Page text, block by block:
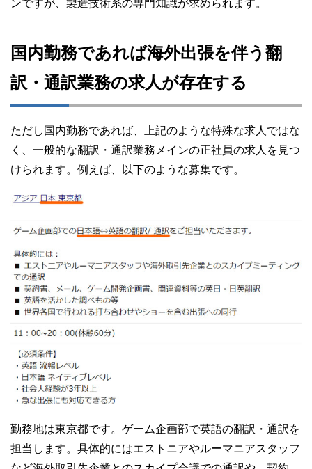
ンですが、製造技術系の専門知識が求められます。
国内勤務であれば海外出張を伴う翻
訳・通訳業務の求人が存在する
ただし国内勤務であれば、上記のような特殊な求人ではな
く、一般的な翻訳・通訳業務メインの正社員の求人を見つ
けられます。例えば、以下のような募集です。
勤務地は東京都です。ゲーム企画部で英語の翻訳・通訳を
担当します。具体的にはエストニアやルーマニアスタッフ